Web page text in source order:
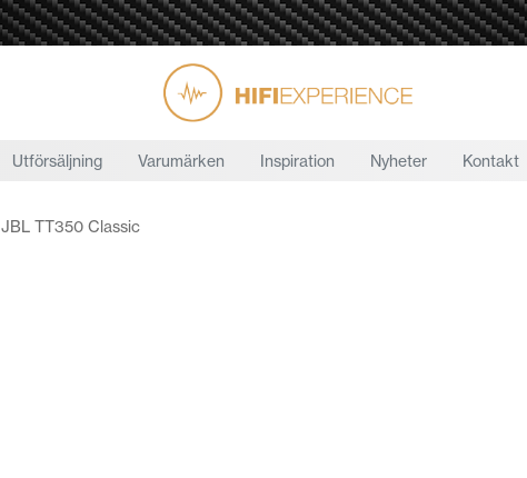
Utförsäljning Varumärken Inspiration Nyheter Kontakt
JBL TT350 Classic